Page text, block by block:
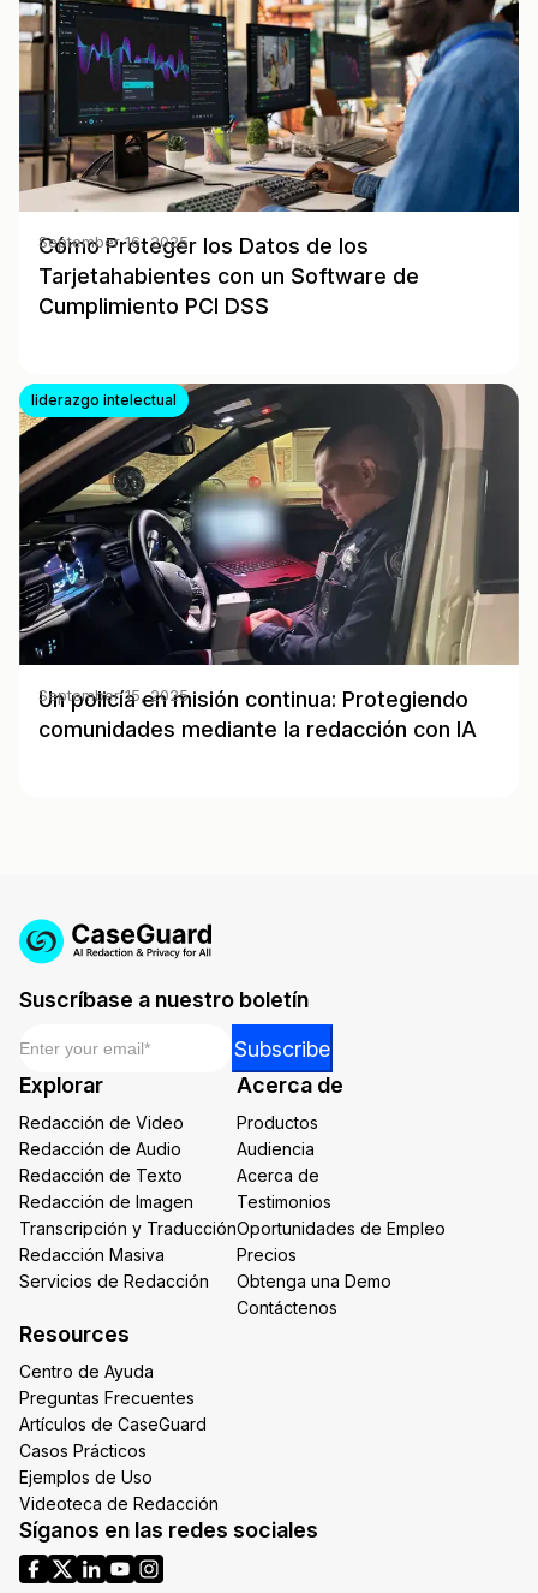
Cómo Proteger los Datos de los
Tarjetahabientes con un Software de
Cumplimiento PCI DSS
September 16, 2025
liderazgo intelectual
Un policía en misión continua: Protegiendo
comunidades mediante la redacción con IA
September 15, 2025
Suscríbase a nuestro boletín
Email
Subscribe
Explorar
Redacción de Video
Redacción de Audio
Redacción de Texto
Redacción de Imagen
Transcripción y Traducción
Redacción Masiva
Servicios de Redacción
Acerca de
Productos
Audiencia
Acerca de
Testimonios
Oportunidades de Empleo
Precios
Obtenga una Demo
Contáctenos
Resources
Centro de Ayuda
Preguntas Frecuentes
Artículos de CaseGuard
Casos Prácticos
Ejemplos de Uso
Videoteca de Redacción
Síganos en las redes sociales